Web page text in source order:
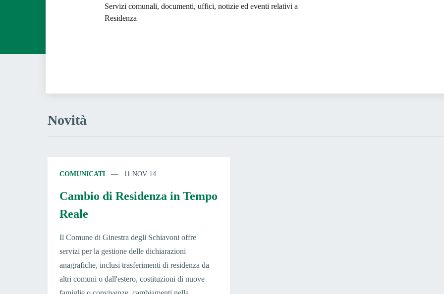
Dettagli dell'argomento
Servizi comunali, documenti, uffici, notizie ed eventi relativi a
Residenza
Novità
COMUNICATI 11 NOV 14
Cambio di Residenza in Tempo
Reale
Il Comune di Ginestra degli Schiavoni offre
servizi per la gestione delle dichiarazioni
anagrafiche, inclusi trasferimenti di residenza da
altri comuni o dall'estero, costituzioni di nuove